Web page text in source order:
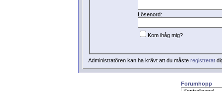
Lösenord:
Kom ihåg mig?
Administratören kan ha krävt att du måste registrerat
Forumhopp